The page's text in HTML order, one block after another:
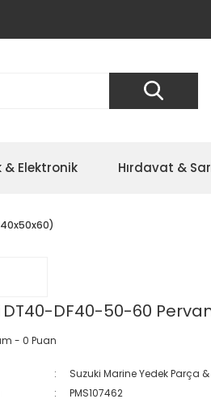
& Elektronik Hırdavat &
DT40-DF40-50-60
- 0 Puan
Suzuki Marine Yedek Parça
PMS107462